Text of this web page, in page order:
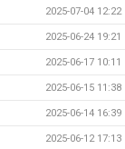
2025-07-04 12:22
2025-06-24 19:21
2025-06-17 10:11
2025-06-15 11:38
2025-06-14 16:39
2025-06-12 17:13